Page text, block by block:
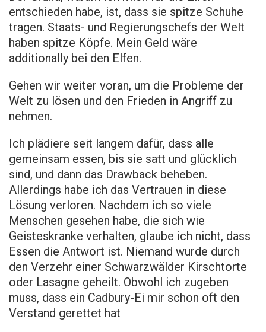
entschieden habe, ist, dass sie spitze Schuhe
tragen. Staats- und Regierungschefs der Welt
haben spitze Köpfe. Mein Geld wäre
additionally bei den Elfen.
Gehen wir weiter voran, um die Probleme der
Welt zu lösen und den Frieden in Angriff zu
nehmen.
Ich plädiere seit langem dafür, dass alle
gemeinsam essen, bis sie satt und glücklich
sind, und dann das Drawback beheben.
Allerdings habe ich das Vertrauen in diese
Lösung verloren. Nachdem ich so viele
Menschen gesehen habe, die sich wie
Geisteskranke verhalten, glaube ich nicht, dass
Essen die Antwort ist. Niemand wurde durch
den Verzehr einer Schwarzwälder Kirschtorte
oder Lasagne geheilt. Obwohl ich zugeben
muss, dass ein Cadbury-Ei mir schon oft den
Verstand gerettet hat